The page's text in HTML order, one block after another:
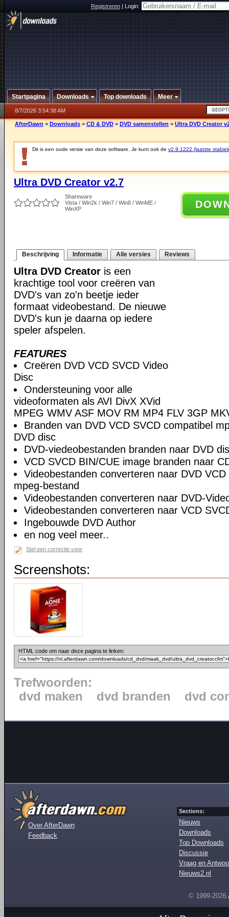
Registreren|Login:
Startpagina Downloads Top downloads Meer
8/7/2026 3:54:38 AM
AfterDawn > Downloads > CD & DVD > DVD samenstellen > Ultra DVD Creator
Dit is een oude versie van deze software. Je kunt ook de v2.9.1222 (laatste
Ultra DVD Creator v2.7
Shareware
Vista / Win2k / Win7 / Win8 / WinME /
WinXP
Beschrijving Informatie Alle versies Reviews
Ultra DVD Creator is een
krachtige tool voor creëren van
DVD's van zo'n beetje ieder
formaat videobestand. De nieuwe
DVD's kun je daarna op iedere
speler afspelen.
FEATURES
Creëren DVD VCD SVCD Video
Disc
Ondersteuning voor alle
videoformaten als AVI DivX XVid
MPEG WMV ASF MOV RM MP4 FLV 3GP
Branden van DVD VCD SVCD compatibel
DVD disc
DVD-viedeobestanden branden naar DVD
VCD SVCD BIN/CUE image branden naar
Videobestanden converteren naar DVD
mpeg-bestand
Videobestanden converteren naar DVD-
Videobestanden converteren naar VCD
Ingebouwde DVD Author
en nog veel meer..
Stel een correctie voor
Screenshots:
HTML code om naar deze pagina te linken:
Trefwoorden:
dvd maken
dvd branden dvd
Over AfterDawn
Feedback
Sections:
Nieuws
Downloads
Top Downloads
Discussie
Vraag en
Nieuws2.nl
© 1999-2026